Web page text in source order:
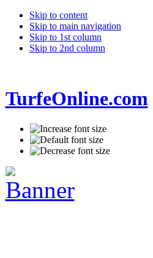
Skip to content
Skip to main navigation
Skip to 1st column
Skip to 2nd column
TurfeOnline.com